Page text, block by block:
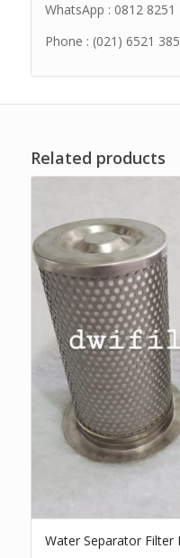
WhatsApp : 0812 8251
Phone : (021) 6521
Related products
Water Separator Filter